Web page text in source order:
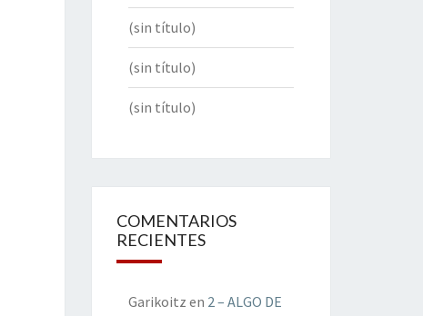
(sin título)
(sin título)
(sin título)
COMENTARIOS
RECIENTES
Garikoitz en 2 – ALGO DE